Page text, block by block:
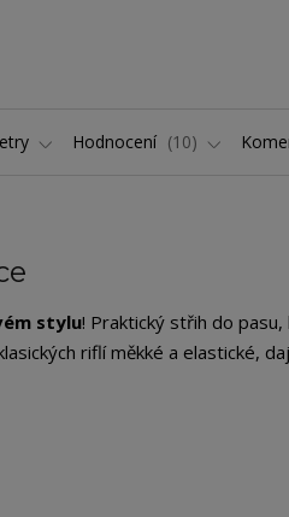
Hodnocení 10
stylu! Praktický střih do
riflí měkké a elastické,